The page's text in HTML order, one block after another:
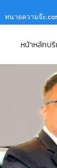
ทนายความจ๊ะ
หน้าหลักบ